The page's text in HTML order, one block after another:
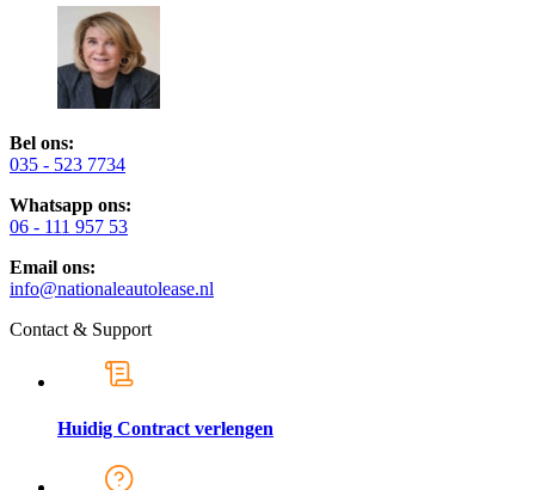
Bel ons:
035 - 523 7734
Whatsapp ons:
06 - 111 957 53
Email ons:
info@nationaleautolease.nl
Contact & Support
Huidig Contract verlengen